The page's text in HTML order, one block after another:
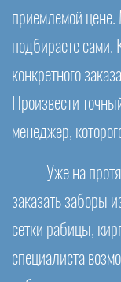
приемлемой
подбираете сами.
конкретного
Произвести
менеджер,
Уже на
заказать заборы
сетки рабицы,
специалиста